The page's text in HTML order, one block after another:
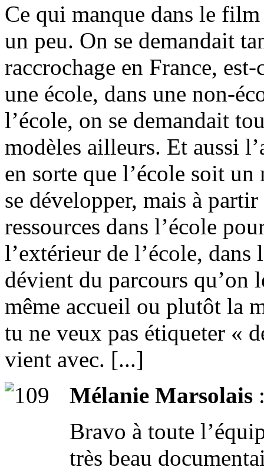
Ce qui manque dans le
un peu. On se demandait
raccrochage en France,
une école, dans une non-
l’école, on se demandait
modèles ailleurs. Et aussi
en sorte que l’école soit
se développer, mais à
ressources dans l’école
l’extérieur de l’école,
dévient du parcours qu’on
même accueil ou plutôt la
tu ne veux pas étiqueter «
vient avec. [...]
Mélanie Marsolais
Bravo à toute
très beau